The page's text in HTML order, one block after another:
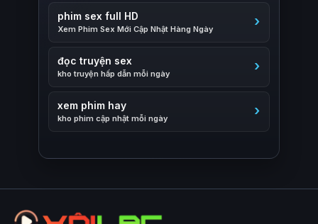
phim sex full HD
Xem Phim Sex Mới Cập Nhật Hàng Ngày
đọc truyện sex
kho truyện hấp dẫn mỗi ngày
xem phim hay
kho phim cập nhật mỗi ngày